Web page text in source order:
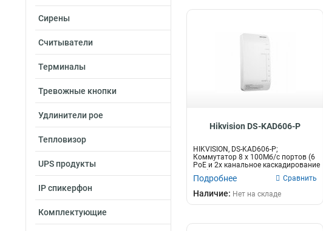
Сирены
Считыватели
Терминалы
Тревожные кнопки
Удлинители poe
Тепловизор
UPS продукты
IP спикерфон
Комплектующие
Hikvision DS-KAD606-P
HIKVISION, DS-KAD606-P;
Коммутатор 8 x 100Мб/с портов (6
PoE и 2х канальное каскадирование
Подробнее Сравнить
Наличие: Нет на складе